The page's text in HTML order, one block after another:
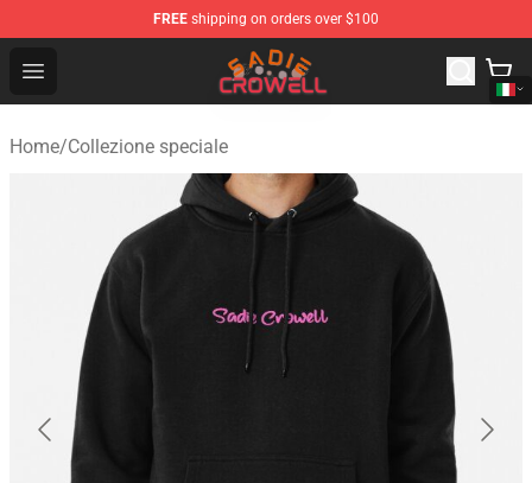
FREE shipping on orders over $100
Open menu
Sadie Crowell Store - Official Sadie Crowell Merchandise
Home/Collezione speciale